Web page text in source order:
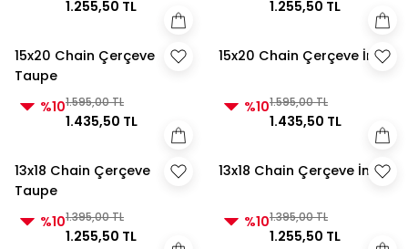
1.255,50 TL
1.255,50 TL
15x20 Chain Çerçeve
Taupe
%101.595,00 TL
1.435,50 TL
15x20 Chain Çerçeve İnci
%101.595,00 TL
1.435,50 TL
13x18 Chain Çerçeve
Taupe
%101.395,00 TL
1.255,50 TL
13x18 Chain Çerçeve İnci
%101.395,00 TL
1.255,50 TL